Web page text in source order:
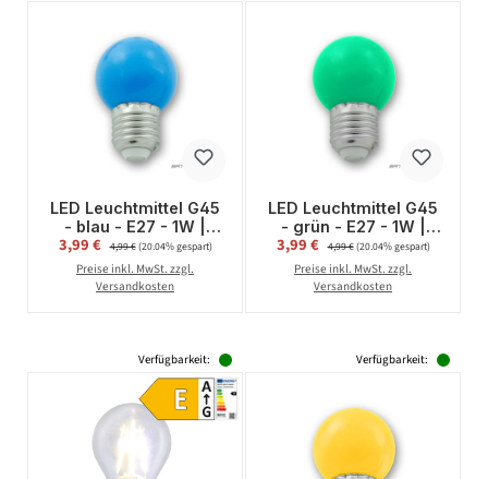
LED Leuchtmittel G45
- blau - E27 - 1W |
SATISFIRE
Verkaufspreis:
3,99 € Regulärer Preis:
4,99 €(20.04% gespart)
Preise inkl. MwSt. zzgl.
Versandkosten
LED Leuchtmittel G45
- grün - E27 - 1W |
SATISFIRE
Verkaufspreis:
3,99 € Regulärer Preis:
4,99 €(20.04% gespart)
Preise inkl. MwSt. zzgl.
Versandkosten
Verfügbarkeit: Verfügbarkeit: